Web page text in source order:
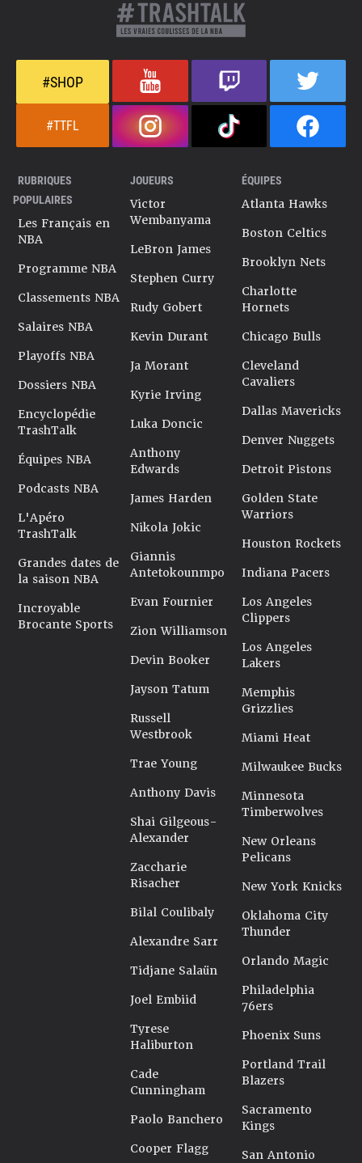
#SHOP
#TTFL
RUBRIQUES
POPULAIRES
Les Français en
NBA
Programme NBA
Classements NBA
Salaires NBA
Playoffs NBA
Dossiers NBA
Encyclopédie
TrashTalk
Équipes NBA
Podcasts NBA
L'Apéro
TrashTalk
Grandes dates de
la saison NBA
Incroyable
Brocante Sports
JOUEURS
Victor
Wembanyama
LeBron James
Stephen Curry
Rudy Gobert
Kevin Durant
Ja Morant
Kyrie Irving
Luka Doncic
Anthony
Edwards
James Harden
Nikola Jokic
Giannis
Antetokounmpo
Evan Fournier
Zion Williamson
Devin Booker
Jayson Tatum
Russell
Westbrook
Trae Young
Anthony Davis
Shai Gilgeous-
Alexander
Zaccharie
Risacher
Bilal Coulibaly
Alexandre Sarr
Tidjane Salaün
Joel Embiid
Tyrese
Haliburton
Cade
Cunningham
Paolo Banchero
Cooper Flagg
ÉQUIPES
Atlanta Hawks
Boston Celtics
Brooklyn Nets
Charlotte
Hornets
Chicago Bulls
Cleveland
Cavaliers
Dallas Mavericks
Denver Nuggets
Detroit Pistons
Golden State
Warriors
Houston Rockets
Indiana Pacers
Los Angeles
Clippers
Los Angeles
Lakers
Memphis
Grizzlies
Miami Heat
Milwaukee Bucks
Minnesota
Timberwolves
New Orleans
Pelicans
New York Knicks
Oklahoma City
Thunder
Orlando Magic
Philadelphia
76ers
Phoenix Suns
Portland Trail
Blazers
Sacramento
Kings
San Antonio